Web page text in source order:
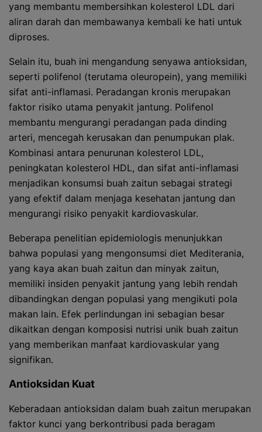
yang membantu membersihkan kolesterol LDL dari
aliran darah dan membawanya kembali ke hati untuk
diproses.
Selain itu, buah ini mengandung senyawa antioksidan,
seperti polifenol (terutama oleuropein), yang memiliki
sifat anti-inflamasi. Peradangan kronis merupakan
faktor risiko utama penyakit jantung. Polifenol
membantu mengurangi peradangan pada dinding
arteri, mencegah kerusakan dan penumpukan plak.
Kombinasi antara penurunan kolesterol LDL,
peningkatan kolesterol HDL, dan sifat anti-inflamasi
menjadikan konsumsi buah zaitun sebagai strategi
yang efektif dalam menjaga kesehatan jantung dan
mengurangi risiko penyakit kardiovaskular.
Beberapa penelitian epidemiologis menunjukkan
bahwa populasi yang mengonsumsi diet Mediterania,
yang kaya akan buah zaitun dan minyak zaitun,
memiliki insiden penyakit jantung yang lebih rendah
dibandingkan dengan populasi yang mengikuti pola
makan lain. Efek perlindungan ini sebagian besar
dikaitkan dengan komposisi nutrisi unik buah zaitun
yang memberikan manfaat kardiovaskular yang
signifikan.
Antioksidan Kuat
Keberadaan antioksidan dalam buah zaitun merupakan
faktor kunci yang berkontribusi pada beragam